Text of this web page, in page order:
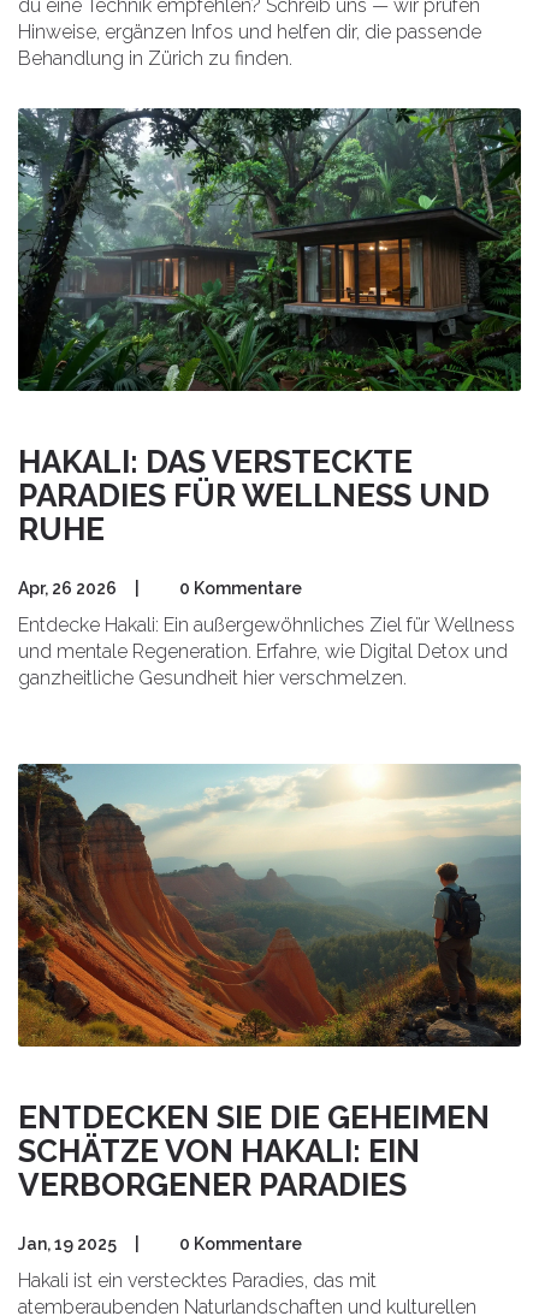
du eine Technik empfehlen? Schreib uns — wir prüfen
Hinweise, ergänzen Infos und helfen dir, die passende
Behandlung in Zürich zu finden.
HAKALI: DAS VERSTECKTE
PARADIES FÜR WELLNESS UND
RUHE
Apr, 26 2026 0 Kommentare
Entdecke Hakali: Ein außergewöhnliches Ziel für Wellness
und mentale Regeneration. Erfahre, wie Digital Detox und
ganzheitliche Gesundheit hier verschmelzen.
ENTDECKEN SIE DIE GEHEIMEN
SCHÄTZE VON HAKALI: EIN
VERBORGENER PARADIES
Jan, 19 2025 0 Kommentare
Hakali ist ein verstecktes Paradies, das mit
atemberaubenden Naturlandschaften und kulturellen